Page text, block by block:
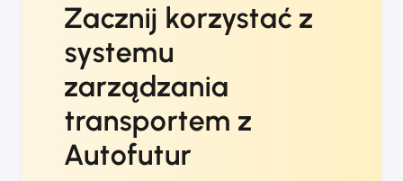
Zacznij korzystać z
systemu
zarządzania
transportem z
Autofutur